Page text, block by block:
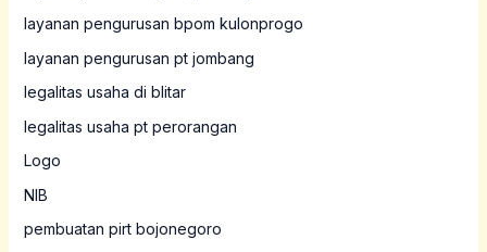
layanan pengurusan bpom kulonprogo
layanan pengurusan pt jombang
legalitas usaha di blitar
legalitas usaha pt perorangan
Logo
NIB
pembuatan pirt bojonegoro